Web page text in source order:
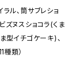
ラル、筒サブレショ
ズヌスショコラ(くま
型イチゴケーキ)、
種類）